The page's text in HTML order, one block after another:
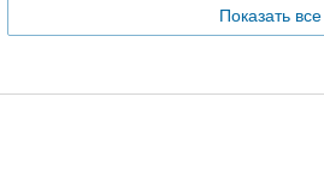
Показать все